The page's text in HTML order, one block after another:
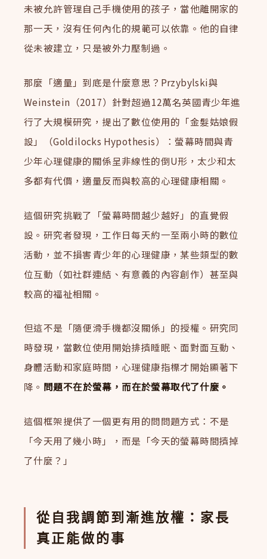
未被允許管理自己手機使用的孩子，當他離開家的
那一天，沒有任何內化的規範可以依靠。他的自律
從未被建立，只是被外力壓制過。
那麼「適量」到底是什麼意思？Przybylski與
Weinstein（2017）針對超過12萬名英國青少年進
行了大規模研究，提出了數位使用的「金髮姑娘假
設」（Goldilocks Hypothesis）：螢幕時間與青
少年心理健康的關係呈非線性的倒U形，太少和太
多都有代價，適量反而與較高的心理健康相關。
這個研究挑戰了「螢幕時間越少越好」的直覺假
設。研究者發現，工作日每天約一至兩小時的數位
活動，並不損害青少年的心理健康，某些類型的數
位互動（如社群連結、有意義的內容創作）甚至與
較高的福祉相關。
但這不是「隨便滑手機都沒關係」的授權。研究同
時發現，當數位使用開始排擠睡眠、面對面互動、
身體活動和家庭時間，心理健康指標才開始顯著下
降。 問題不在於螢幕，而在於螢幕取代了什麼。
這個框架提供了一個更有用的問問題方式：不是
「今天用了幾小時」，而是「今天的螢幕時間擠掉
了什麼？」
從自我調節到漸進放權：家長
真正能做的事